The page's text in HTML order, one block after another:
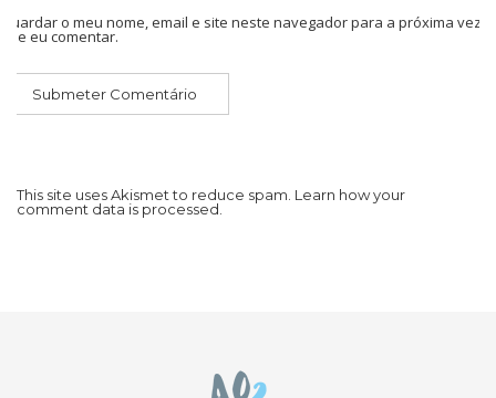
Guardar o meu nome, email e site neste navegador para a próxima vez
que eu comentar.
This site uses Akismet to reduce spam. Learn how your
comment data is processed.